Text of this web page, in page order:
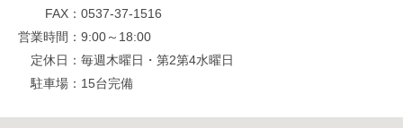
FAX
0537-37-1516
営業時間
9:00～18:00
定休日
毎週木曜日・第2第4水曜日
駐車場
15台完備